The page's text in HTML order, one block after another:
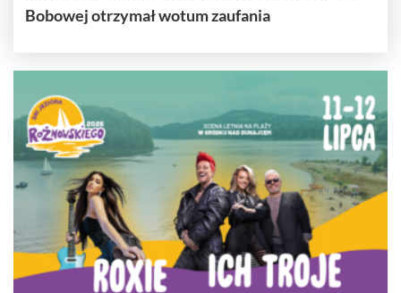
Bobowej otrzymał wotum zaufania